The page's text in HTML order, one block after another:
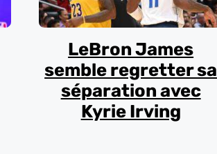
LeBron James
semble regretter sa
séparation avec
Kyrie Irving